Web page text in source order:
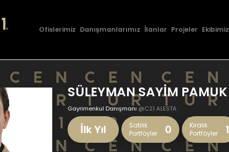
Ofislerimiz Danışmanlarımız İlanlar Projeler Ekibimiz
SÜLEYMAN SAYİM PAMUK
Gayrimenkul Danışmanı @C21 ALESTA
İlk Yıl
Satılık
Portföyler
0
Kiralık
Portföyler
1